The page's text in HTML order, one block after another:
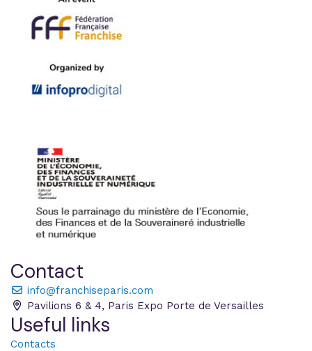
Contact
info@franchiseparis.com
Pavilions 6 & 4, Paris Expo Porte de Versailles
Useful links
Contacts